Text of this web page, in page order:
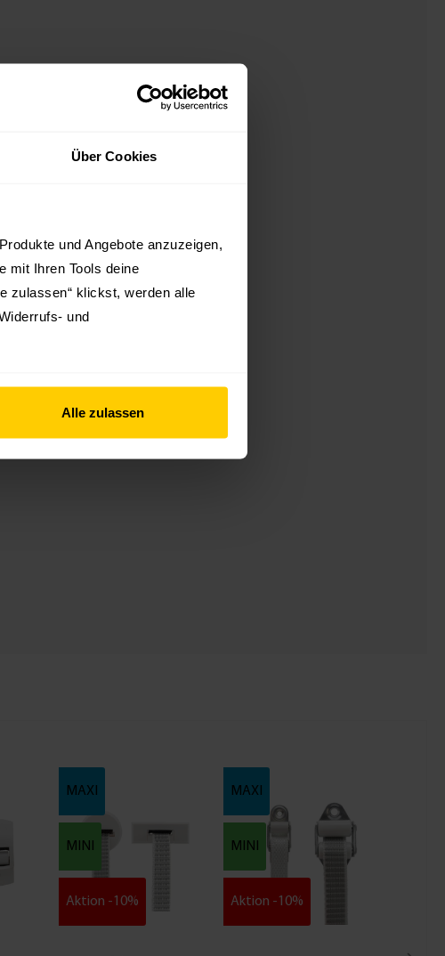
Über Cookies
und Angebote anzuzeigen,
mit Ihren Tools deine
zulassen“ klickst, werden alle
und
Alle zulassen
MAXI
MINI
Aktion -10%
MAXI
MINI
Aktion -10%